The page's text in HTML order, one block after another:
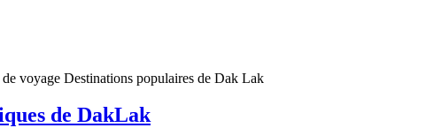
voyage Destinations populaires de Dak Lak
de DakLak